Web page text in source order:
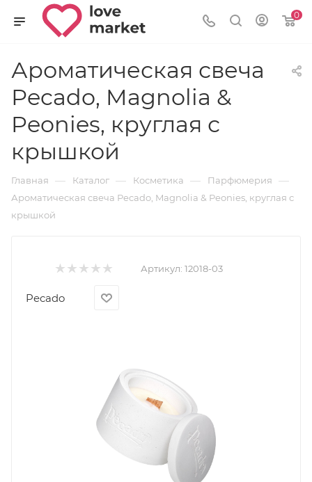
0
Ароматическая свеча
Рecado, Magnolia &
Peonies, круглая с
крышкой
Главная — Каталог — Косметика — Парфюмерия —
Ароматическая свеча Рecado, Magnolia & Peonies, круглая с
крышкой
Артикул: 12018-03
Pecado